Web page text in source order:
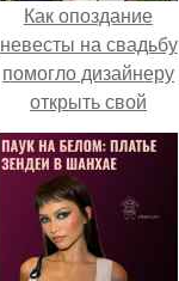
Как опоздание
невесты на свадьбу
помогло дизайнеру
открыть свой
бренд.